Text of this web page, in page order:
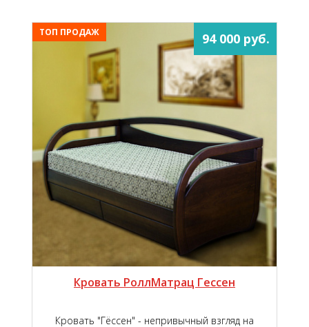
ТОП ПРОДАЖ 94 000 руб.
Кровать РоллМатрац Гессен
Кровать "Гёссен" - непривычный взгляд на